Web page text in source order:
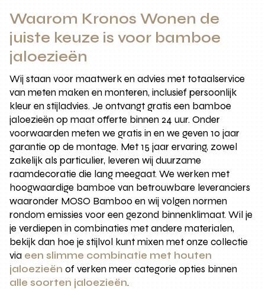
Waarom Kronos Wonen de
juiste keuze is voor bamboe
jaloezieën
Wij staan voor maatwerk en advies met totaalservice
van meten maken en monteren, inclusief persoonlijk
kleur en stijladvies. Je ontvangt gratis een bamboe
jaloezieën op maat offerte binnen 24 uur. Onder
voorwaarden meten we gratis in en we geven 10 jaar
garantie op de montage. Met 15 jaar ervaring, zowel
zakelijk als particulier, leveren wij duurzame
raamdecoratie die lang meegaat. We werken met
hoogwaardige bamboe van betrouwbare leveranciers
waaronder MOSO Bamboo en wij volgen normen
rondom emissies voor een gezond binnenklimaat. Wil je
je verdiepen in combinaties met andere materialen,
bekijk dan hoe je stijlvol kunt mixen met onze collectie
via een slimme combinatie met houten
jaloezieën of verken meer categorie opties binnen
alle soorten jaloezieën.